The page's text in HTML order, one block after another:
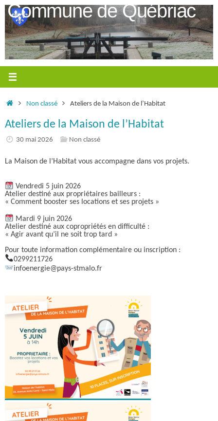
Passer
contenu
Commune de Québriac
AccueilNon classé Ateliers de la Maison de l’Habitat
Ateliers de la Maison de l’Habitat
30 mai 2026 Non classé
La Maison de l’Habitat vous accompagne dans vos projets.
Vendredi 5 juin 2026
Atelier destiné aux propriétaires bailleurs :
« Comment booster ses locations et ses projets »
Mardi 9 juin 2026
Atelier destiné aux copropriétés en difficulté :
« Agir avant qu’il ne soit trop tard »
Pour toute information complémentaire ou inscription :
0299211726
infoenergie@pays-stmalo.fr